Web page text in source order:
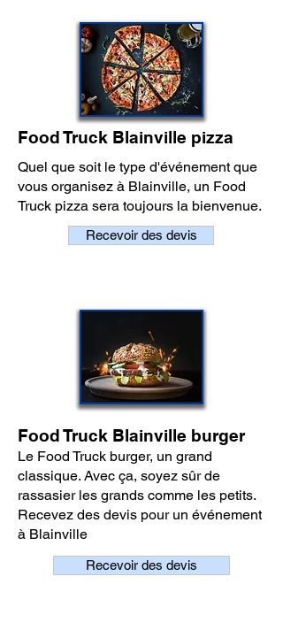
Food Truck Blainville pizza
Quel que soit le type d'événement que
vous organisez à Blainville, un Food
Truck pizza sera toujours la bienvenue.
Recevoir des devis
Food Truck Blainville burger
Le Food Truck burger, un grand
classique. Avec ça, soyez sûr de
rassasier les grands comme les petits.
Recevez des devis pour un événement
à Blainville
Recevoir des devis